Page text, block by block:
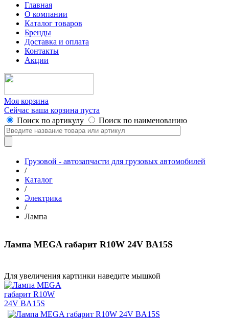
Главная
О компании
Каталог товаров
Бренды
Доставка и оплата
Контакты
Акции
Моя корзина
Сейчас ваша корзина пуста
Поиск по артикулу
Поиск по наименованию
Грузовой - автозапчасти для грузовых автомобилей
/
Каталог
/
Электрика
/
Лампа
Лампа MEGA габарит R10W 24V BA15S
Для увеличения картинки наведите мышкой